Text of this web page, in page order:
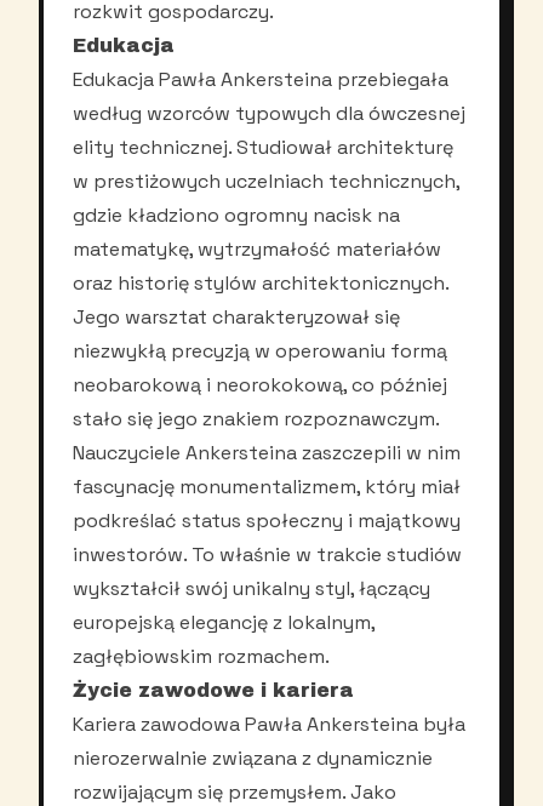
rozkwit gospodarczy.
Edukacja
Edukacja Pawła Ankersteina przebiegała
według wzorców typowych dla ówczesnej
elity technicznej. Studiował architekturę
w prestiżowych uczelniach technicznych,
gdzie kładziono ogromny nacisk na
matematykę, wytrzymałość materiałów
oraz historię stylów architektonicznych.
Jego warsztat charakteryzował się
niezwykłą precyzją w operowaniu formą
neobarokową i neorokokową, co później
stało się jego znakiem rozpoznawczym.
Nauczyciele Ankersteina zaszczepili w nim
fascynację monumentalizmem, który miał
podkreślać status społeczny i majątkowy
inwestorów. To właśnie w trakcie studiów
wykształcił swój unikalny styl, łączący
europejską elegancję z lokalnym,
zagłębiowskim rozmachem.
Życie zawodowe i kariera
Kariera zawodowa Pawła Ankersteina była
nierozerwalnie związana z dynamicznie
rozwijającym się przemysłem. Jako